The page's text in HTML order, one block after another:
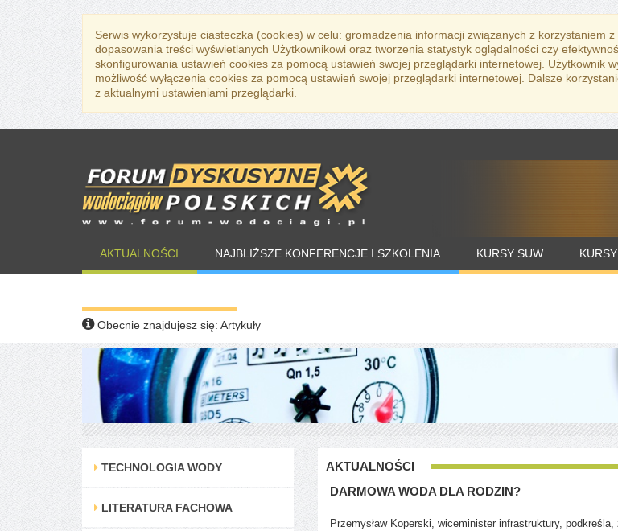
Serwis wykorzystuje ciasteczka (cookies) w celu: gromadzenia informacji związanych z korzystaniem
dopasowania treści wyświetlanych Użytkownikowi oraz tworzenia statystyk oglądalności czy
skonfigurowania ustawień cookies za pomocą ustawień swojej przeglądarki internetowej. Użytkownik
możliwość wyłączenia cookies za pomocą ustawień swojej przeglądarki internetowej. Dalsze
z aktualnymi ustawieniami przeglądarki.
AKTUALNOŚCI NAJBLIŻSZE KONFERENCJE I SZKOLENIA KURSY SUW
Obecnie znajdujesz się: Artykuły
TECHNOLOGIA WODY
LITERATURA FACHOWA
AKTUALNOŚCI
DARMOWA WODA DLA RODZIN?
Przemysław Koperski, wiceminister infrastruktury,